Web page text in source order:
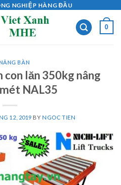
NGHIỆP HÀNG ĐẦU
0
BÀN
con lăn 350kg nâng
NAL35
12, 2019 BYNGOC TIEN